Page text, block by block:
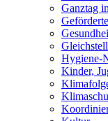
Ganztag
Hygiene-
Kinder,